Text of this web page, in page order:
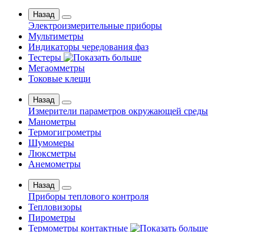
Назад
Электроизмерительные приборы
Мультиметры
Индикаторы чередования фаз
Тестеры
Мегаомметры
Токовые клещи
Назад
Измерители параметров окружающей среды
Манометры
Термогигрометры
Шумомеры
Люксметры
Анемометры
Назад
Приборы теплового контроля
Тепловизоры
Пирометры
Термометры контактные